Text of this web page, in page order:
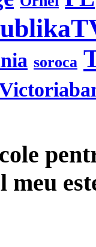
soroca
meu